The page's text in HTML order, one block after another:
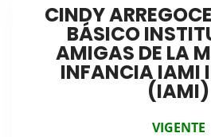
CINDY
BÁSICO
AMIGAS DE LA
INFANCIA IAMI
(IAMI)
VIGENTE